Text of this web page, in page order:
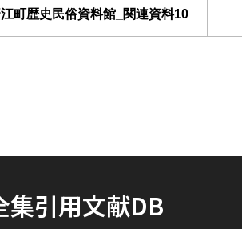
町歴史民俗資料館_関連資料10
集引用文献DB